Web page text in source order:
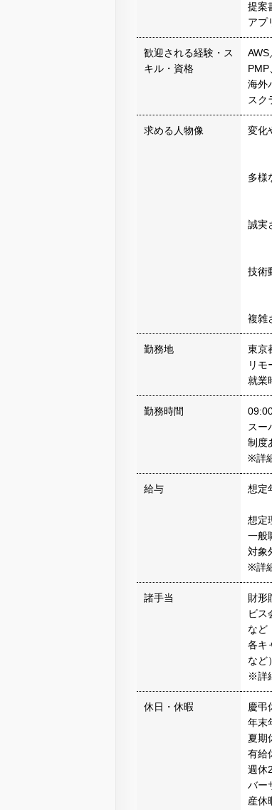
提案
アプ
歓迎される経験・ス
キル・資格
PMP
海外
スク
求める人物像 変化
多様
誠実
技術
複雑
勤務地
東京
リモ
就業
勤務時間
スー
制度
※詳
給与 想定
想定
一般
対象
※詳
諸手当
財形
ビス
など
各キ
など
※詳
休日・休暇
慶弔
年末
夏期
有給
週休
バー
産休